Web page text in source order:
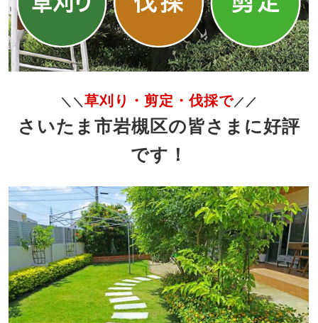
＼＼ 草刈り・剪定・伐採で／／
さいたま市岩槻区の皆さまに好評
です！